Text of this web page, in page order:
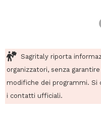
Sagritaly riporta
organizzatori, senza
modifiche dei programmi.
i contatti ufficiali.